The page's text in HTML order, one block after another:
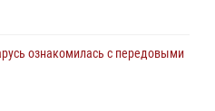
ознакомилась с передовыми